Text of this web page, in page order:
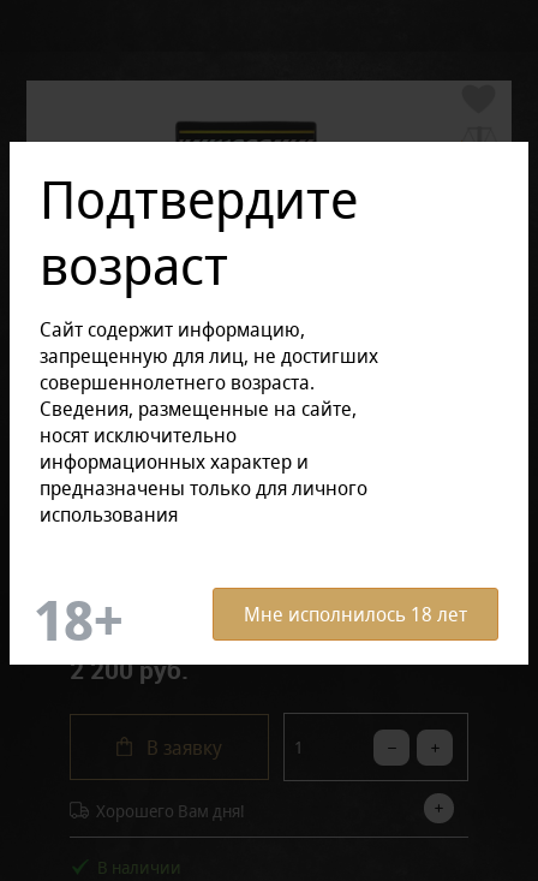
Подтвердите
возраст
Сайт содержит информацию,
запрещенную для лиц, не достигших
совершеннолетнего возраста.
Сведения, размещенные на сайте,
носят исключительно
информационных характер и
предназначены только для личного
использования
Мне исполнилось 18 лет
2 200 руб.
В заявку
Хорошего Вам дня!
В наличии